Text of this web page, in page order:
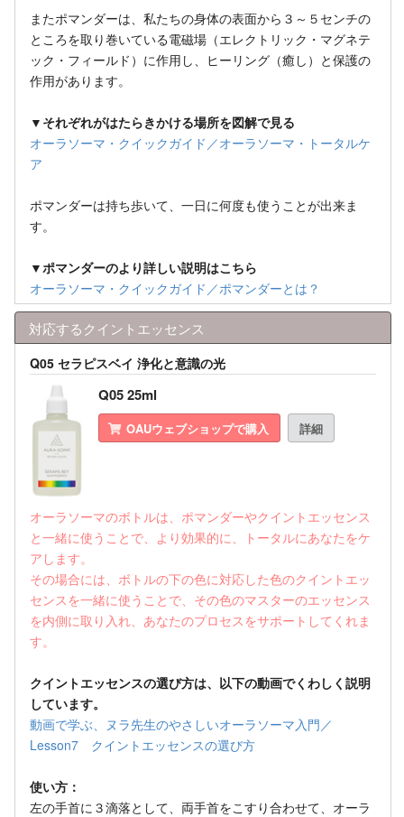
またポマンダーは、私たちの身体の表面から３～５センチの
ところを取り巻いている電磁場（エレクトリック・マグネテ
ック・フィールド）に作用し、ヒーリング（癒し）と保護の
作用があります。
▼それぞれがはたらきかける場所を図解で見る
オーラソーマ・クイックガイド／オーラソーマ・トータルケ
ア
ポマンダーは持ち歩いて、一日に何度も使うことが出来ま
す。
▼ポマンダーのより詳しい説明はこちら
オーラソーマ・クイックガイド／ポマンダーとは？
対応するクイントエッセンス
Q05 セラピスベイ 浄化と意識の光
Q05 25ml
OAUウェブショップで購入 詳細
オーラソーマのボトルは、ポマンダーやクイントエッセンス
と一緒に使うことで、より効果的に、トータルにあなたをケ
アします。
その場合には、ボトルの下の色に対応した色のクイントエッ
センスを一緒に使うことで、その色のマスターのエッセンス
を内側に取り入れ、あなたのプロセスをサポートしてくれま
す。
クイントエッセンスの選び方は、以下の動画でくわしく説明
しています。
動画で学ぶ、ヌラ先生のやさしいオーラソーマ入門／
Lesson7 クイントエッセンスの選び方
使い方：
左の手首に３滴落として、両手首をこすり合わせて、オーラ